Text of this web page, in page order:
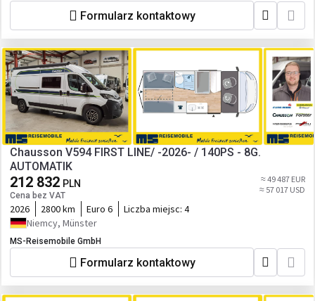
Formularz kontaktowy
Chausson V594 FIRST LINE/ -2026- / 140PS - 8G.
AUTOMATIK
212 832 PLN
Cena bez VAT
≈ 49 487 EUR
≈ 57 017 USD
2026 2800 km Euro 6 Liczba miejsc: 4
Niemcy, Münster
MS-Reisemobile GmbH
Formularz kontaktowy